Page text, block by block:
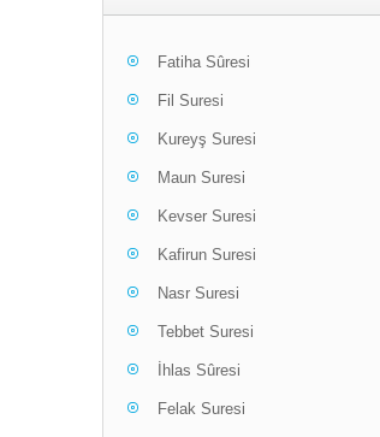
Fatiha Sûresi
Fil Suresi
Kureyş Suresi
Maun Suresi
Kevser Suresi
Kafirun Suresi
Nasr Suresi
Tebbet Suresi
İhlas Sûresi
Felak Suresi